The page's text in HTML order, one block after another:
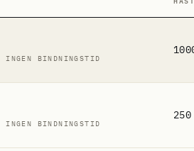
BINDNINGSTID
BINDNINGSTID